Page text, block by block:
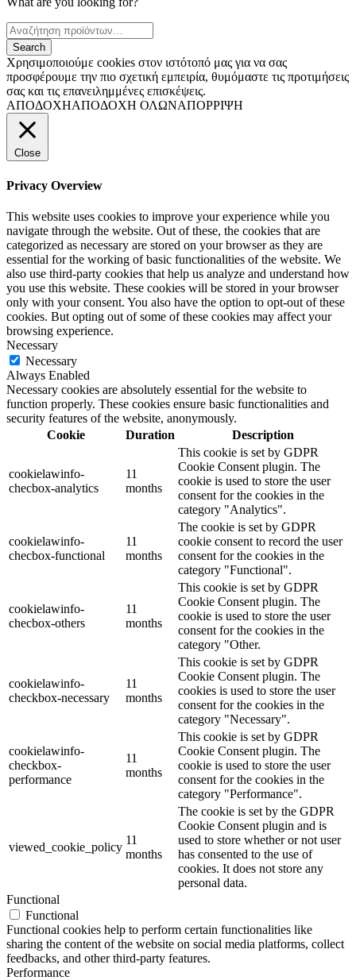
Χρησιμοποιούμε cookies στον ιστότοπό μας για να σας
προσφέρουμε την πιο σχετική εμπειρία, θυμόμαστε τις προτιμήσεις
σας και τις επανειλημμένες επισκέψεις.
ΑΠΟΔΟΧΗΑΠΟΔΟΧΗ ΟΛΩΝΑΠΟΡΡΙΨΗ
Close
Privacy Overview
This website uses cookies to improve your experience while you
navigate through the website. Out of these, the cookies that are
categorized as necessary are stored on your browser as they are
essential for the working of basic functionalities of the website. We
also use third-party cookies that help us analyze and understand how
you use this website. These cookies will be stored in your browser
only with your consent. You also have the option to opt-out of these
cookies. But opting out of some of these cookies may affect your
browsing experience.
Necessary
Necessary
Always Enabled
Necessary cookies are absolutely essential for the website to
function properly. These cookies ensure basic functionalities and
security features of the website, anonymously.
Cookie
Duration Description
cookielawinfo-
checbox-analytics
11
months
This cookie is set by GDPR
Cookie Consent plugin. The
cookie is used to store the user
consent for the cookies in the
category "Analytics".
cookielawinfo-
checbox-functional
11
months
The cookie is set by GDPR
cookie consent to record the user
consent for the cookies in the
category "Functional".
cookielawinfo-
checbox-others
11
months
This cookie is set by GDPR
Cookie Consent plugin. The
cookie is used to store the user
consent for the cookies in the
category "Other.
cookielawinfo-
checkbox-necessary
11
months
This cookie is set by GDPR
Cookie Consent plugin. The
cookies is used to store the user
consent for the cookies in the
category "Necessary".
cookielawinfo-
checkbox-
performance
11
months
This cookie is set by GDPR
Cookie Consent plugin. The
cookie is used to store the user
consent for the cookies in the
category "Performance".
viewed_cookie_policy
11
months
The cookie is set by the GDPR
Cookie Consent plugin and is
used to store whether or not user
has consented to the use of
cookies. It does not store any
personal data.
Functional
Functional
Functional cookies help to perform certain functionalities like
sharing the content of the website on social media platforms, collect
feedbacks, and other third-party features.
Performance